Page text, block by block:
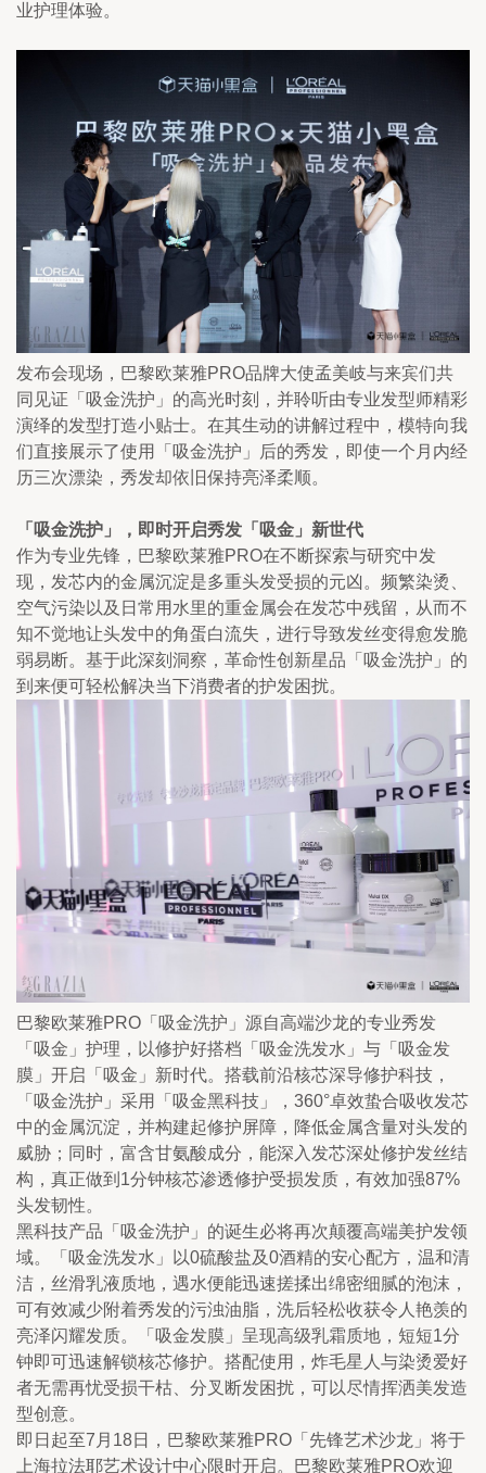
业护理体验。
发布会现场，巴黎欧莱雅PRO品牌大使孟美岐与来宾们共
同见证「吸金洗护」的高光时刻，并聆听由专业发型师精彩
演绎的发型打造小贴士。在其生动的讲解过程中，模特向我
们直接展示了使用「吸金洗护」后的秀发，即使一个月内经
历三次漂染，秀发却依旧保持亮泽柔顺。
「吸金洗护」，即时开启秀发「吸金」新世代
作为专业先锋，巴黎欧莱雅PRO在不断探索与研究中发
现，发芯内的金属沉淀是多重头发受损的元凶。频繁染烫、
空气污染以及日常用水里的重金属会在发芯中残留，从而不
知不觉地让头发中的角蛋白流失，进行导致发丝变得愈发脆
弱易断。基于此深刻洞察，革命性创新星品「吸金洗护」的
到来便可轻松解决当下消费者的护发困扰。
巴黎欧莱雅PRO「吸金洗护」源自高端沙龙的专业秀发
「吸金」护理，以修护好搭档「吸金洗发水」与「吸金发
膜」开启「吸金」新时代。搭载前沿核芯深导修护科技，
「吸金洗护」采用「吸金黑科技」，360°卓效蛰合吸收发芯
中的金属沉淀，并构建起修护屏障，降低金属含量对头发的
威胁；同时，富含甘氨酸成分，能深入发芯深处修护发丝结
构，真正做到1分钟核芯渗透修护受损发质，有效加强87%
头发韧性。
黑科技产品「吸金洗护」的诞生必将再次颠覆高端美护发领
域。「吸金洗发水」以0硫酸盐及0酒精的安心配方，温和清
洁，丝滑乳液质地，遇水便能迅速搓揉出绵密细腻的泡沫，
可有效减少附着秀发的污浊油脂，洗后轻松收获令人艳羡的
亮泽闪耀发质。「吸金发膜」呈现高级乳霜质地，短短1分
钟即可迅速解锁核芯修护。搭配使用，炸毛星人与染烫爱好
者无需再忧受损干枯、分叉断发困扰，可以尽情挥洒美发造
型创意。
即日起至7月18日，巴黎欧莱雅PRO「先锋艺术沙龙」将于
上海拉法耶艺术设计中心限时开启。巴黎欧莱雅PRO欢迎